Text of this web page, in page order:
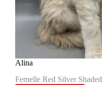
Alina
Femelle Red Silver Shaded